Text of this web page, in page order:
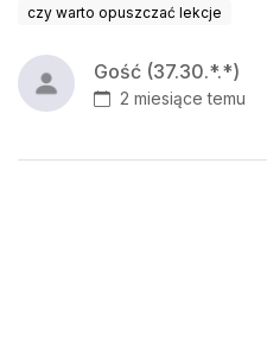
czy warto opuszczać lekcje
Gość (37.30.*.*)
2 miesiące temu